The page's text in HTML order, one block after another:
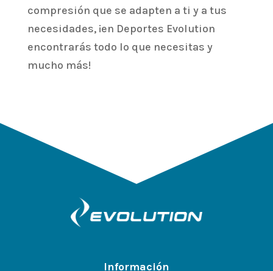
compresión que se adapten a ti y a tus
necesidades, ¡en Deportes Evolution
encontrarás todo lo que necesitas y
mucho más!
Información